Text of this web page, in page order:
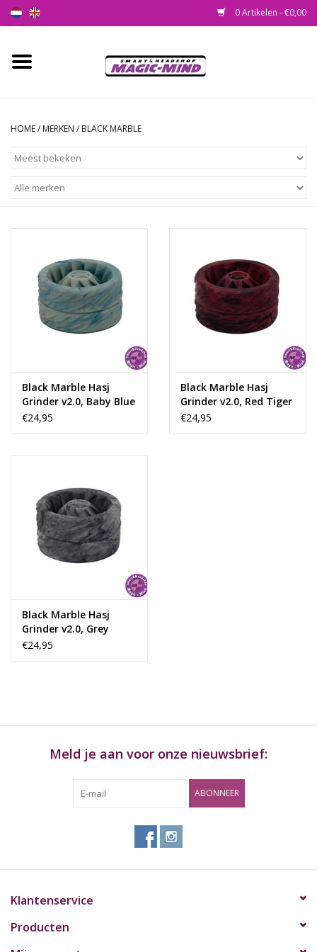
0 Artikelen - €0,00
Home
Headshop
Health Supplies
Psychedelic
Sale
HOME/ MERKEN / BLACK MARBLE
Black Marble Hasj
Grinder v2.0, Baby Blue
€24,95
Black Marble Hasj
Grinder v2.0, Red Tiger
€24,95
Black Marble Hasj
Grinder v2.0, Grey
€24,95
Meld je aan voor onze nieuwsbrief:
ABONNEER
Klantenservice
Producten